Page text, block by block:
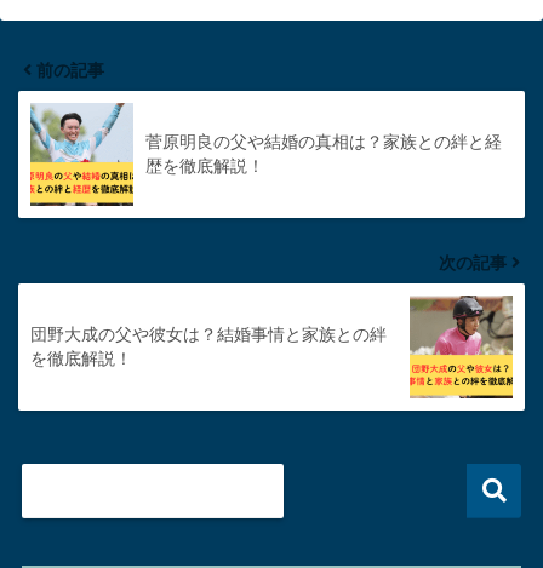
前の記事
菅原明良の父や結婚の真相は？家族との絆と経
歴を徹底解説！
次の記事
団野大成の父や彼女は？結婚事情と家族との絆
を徹底解説！